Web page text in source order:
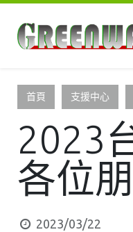
首頁 支援中心
2023
各位
2023/03/22